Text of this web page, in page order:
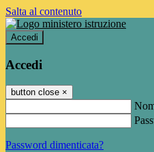
Salta al contenuto
Accedi
Accedi
button close ×
Password dimenticata?